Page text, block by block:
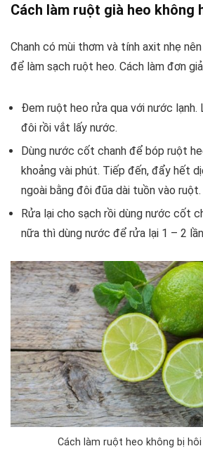
Cách làm ruột già heo không
Chanh có mùi thơm và tính axit nhẹ
để làm sạch ruột heo. Cách làm đơn
Đem ruột heo rửa qua với nước lạnh.
đôi rồi vắt lấy nước.
Dùng nước cốt chanh để bóp ruột
khoảng vài phút. Tiếp đến, đẩy hết
ngoài bằng đôi đũa dài tuồn vào ruột.
Rửa lại cho sạch rồi dùng nước cốt
nữa thì dùng nước để rửa lại 1 – 2
Cách làm ruột heo không bị